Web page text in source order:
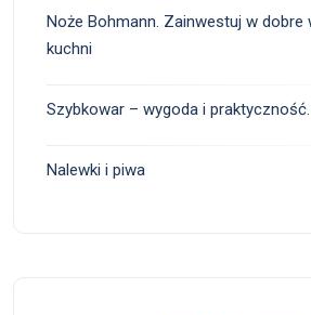
Noże Bohmann. Zainwestuj w dobre
kuchni
Szybkowar – wygoda i
Nalewki i piwa